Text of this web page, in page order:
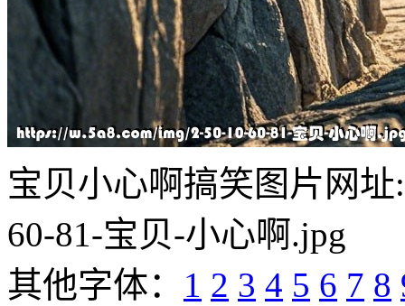
宝贝小心啊搞笑图片网址
60-81-宝贝-小心啊.jpg
其他字体： 1 2 3 4 5 6 7 8